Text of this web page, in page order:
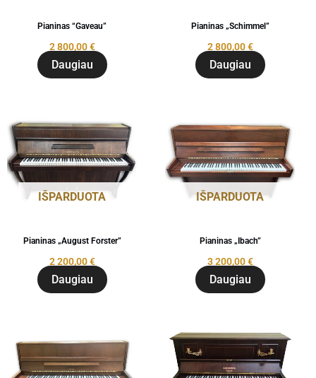
Pianinas “Gaveau”
2 800,00€
Daugiau
Pianinas „Schimmel”
2 800,00€
Daugiau
IŠPARDUOTA
Pianinas „August Forster”
2 200,00€
Daugiau
IŠPARDUOTA
Pianinas „Ibach”
3 200,00€
Daugiau